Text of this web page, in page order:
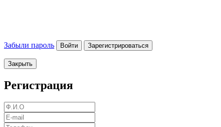
Забыли пароль Войти Зарегистрироваться
Закрыть
Регистрация